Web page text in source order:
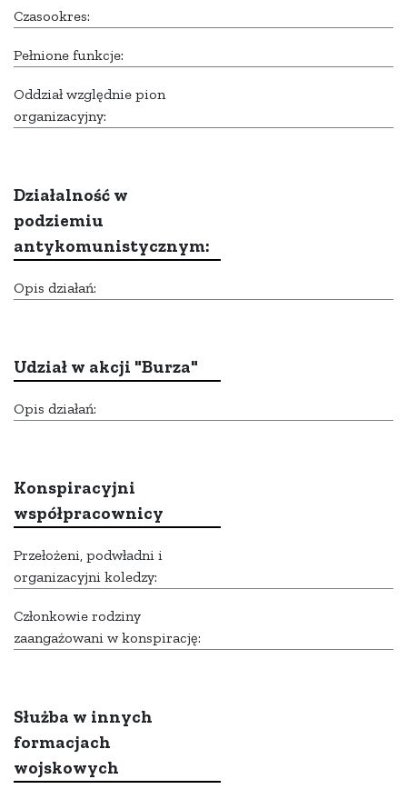
Czasookres:
Pełnione funkcje:
Oddział względnie pion
organizacyjny:
Działalność w
podziemiu
antykomunistycznym:
Opis działań:
Udział w akcji "Burza"
Opis działań:
Konspiracyjni
współpracownicy
Przełożeni, podwładni i
organizacyjni koledzy:
Członkowie rodziny
zaangażowani w konspirację:
Służba w innych
formacjach
wojskowych